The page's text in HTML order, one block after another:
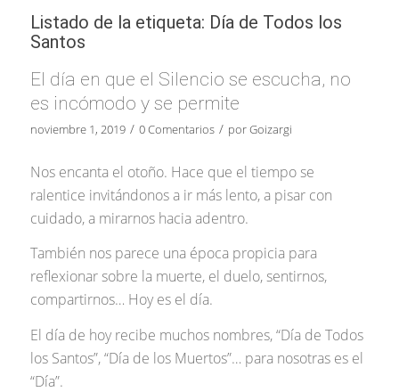
Listado de la etiqueta: Día de Todos los
Santos
El día en que el Silencio se escucha, no
es incómodo y se permite
noviembre 1, 2019 / 0 Comentarios / porGoizargi
Nos encanta el otoño. Hace que el tiempo se
ralentice invitándonos a ir más lento, a pisar con
cuidado, a mirarnos hacia adentro.
También nos parece una época propicia para
reflexionar sobre la muerte, el duelo, sentirnos,
compartirnos… Hoy es el día.
El día de hoy recibe muchos nombres, “Día de Todos
los Santos”, “Día de los Muertos”… para nosotras es el
“Día”.